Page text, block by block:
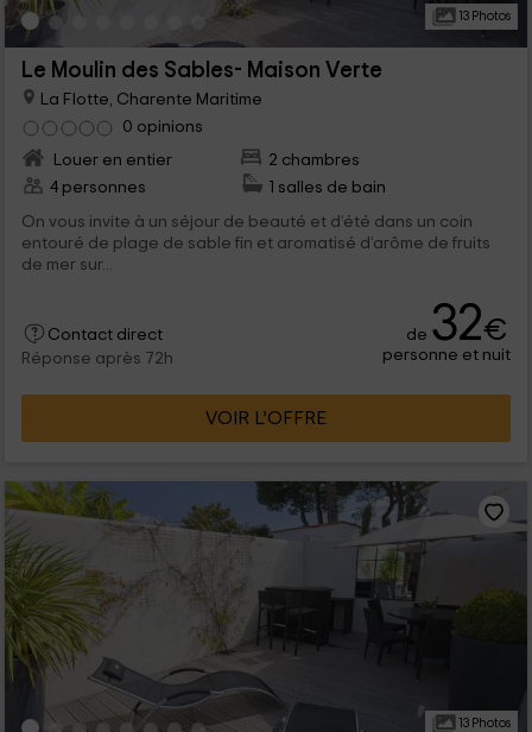
13 Photos
Le Moulin des Sables- Maison Verte
La Flotte, Charente Maritime
0 opinions
Louer en entier
2 chambres
4 personnes
1 salles de bain
On vous invite à un séjour de beauté et d’été dans un coin
entouré de plage de sable fin et aromatisé d’arôme de fruits
de mer sur...
Contact direct
Réponse après 72h
de 32€
personne et nuit
VOIR L’OFFRE
13 Photos